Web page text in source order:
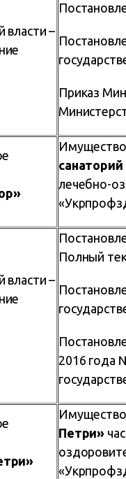
власти –
Приказ
лечебно-
власти –
Полный
2016 года
Петри»